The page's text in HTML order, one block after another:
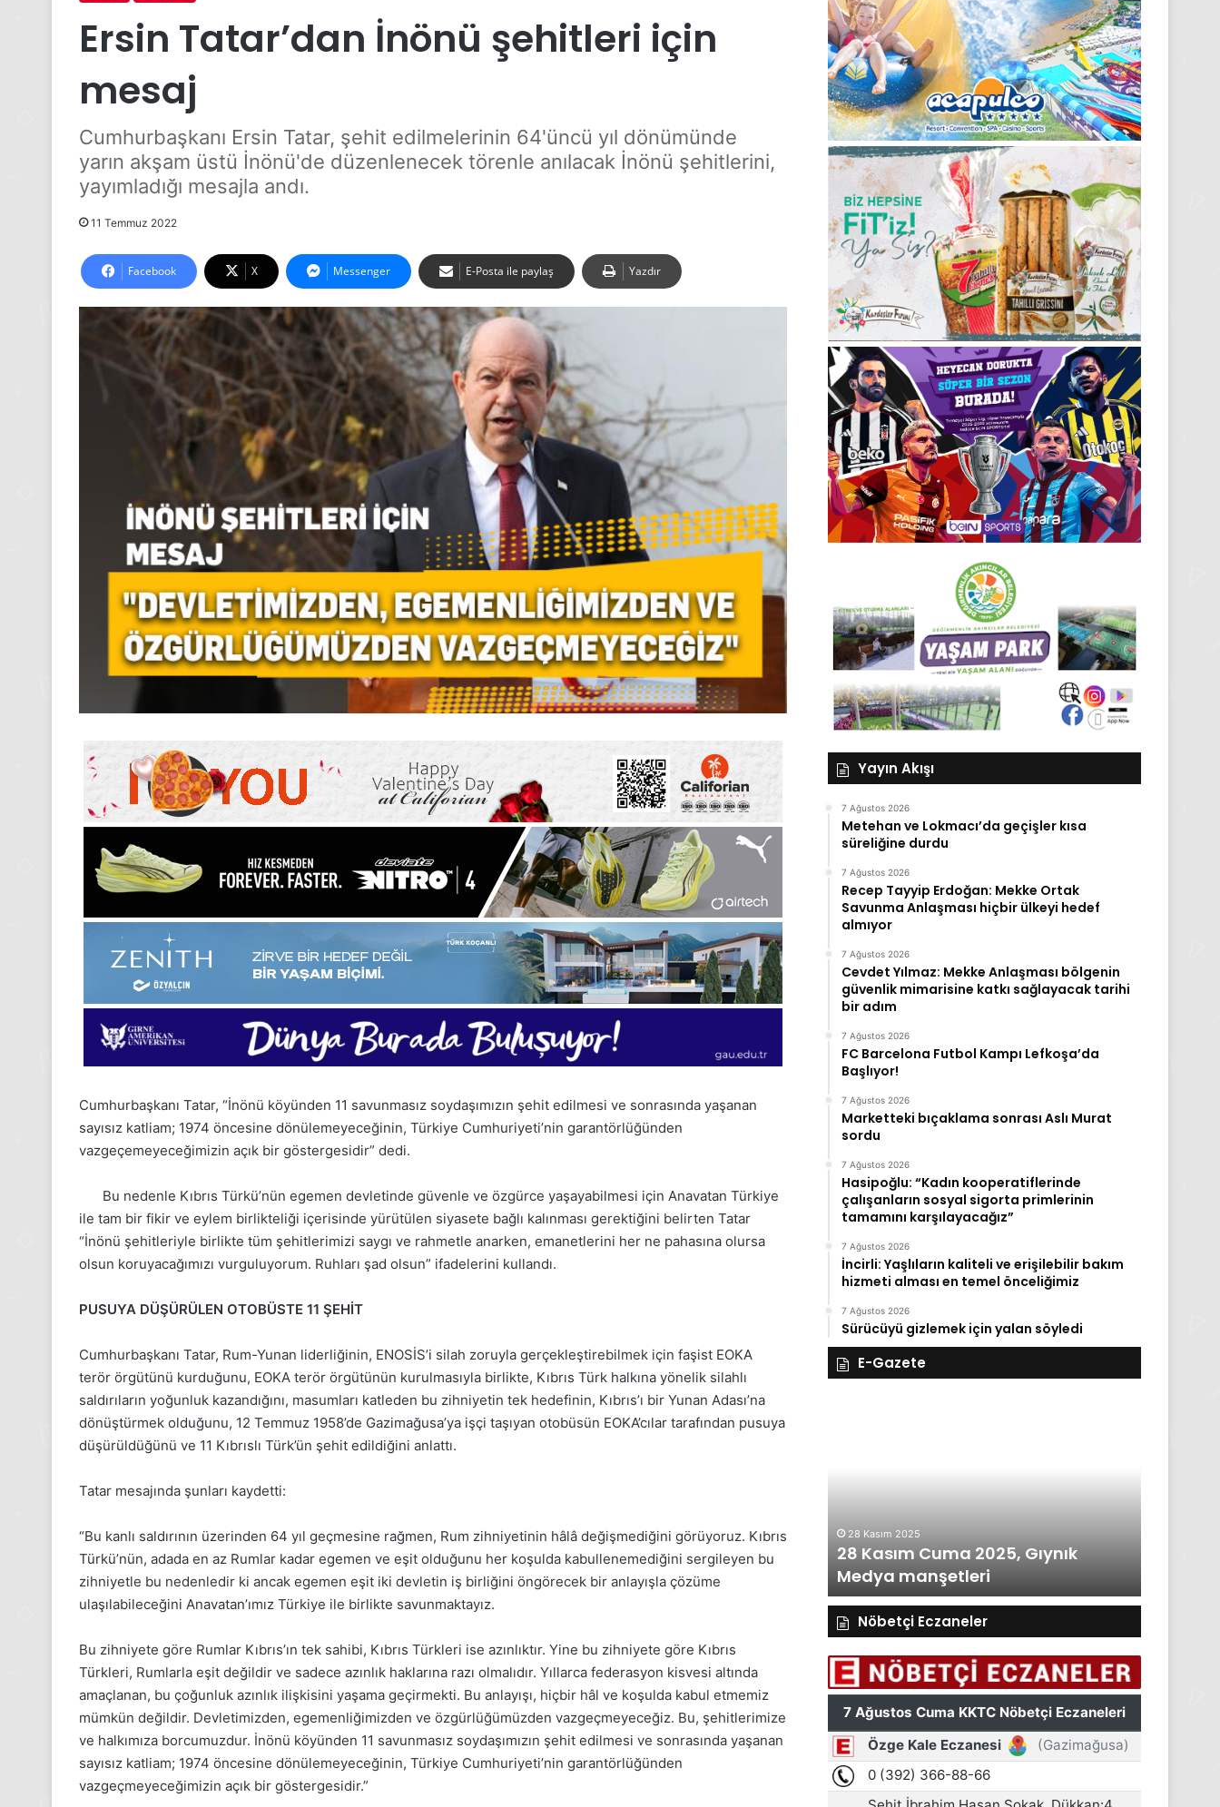
Ersin Tatar’dan İnönü şehitleri için
mesaj
Cumhurbaşkanı Ersin Tatar, şehit edilmelerinin 64'üncü yıl dönümünde
yarın akşam üstü İnönü'de düzenlenecek törenle anılacak İnönü şehitlerini,
yayımladığı mesajla andı.
11 Temmuz 2022
Facebook X Messenger E-Posta ile paylaş Yazdır
Cumhurbaşkanı Tatar, “İnönü köyünden 11 savunmasız soydaşımızın şehit edilmesi ve sonrasında yaşanan
sayısız katliam; 1974 öncesine dönülemeyeceğinin, Türkiye Cumhuriyeti’nin garantörlüğünden
vazgeçemeyeceğimizin açık bir göstergesidir” dedi.
Bu nedenle Kıbrıs Türkü’nün egemen devletinde güvenle ve özgürce yaşayabilmesi için Anavatan Türkiye
ile tam bir fikir ve eylem birlikteliği içerisinde yürütülen siyasete bağlı kalınması gerektiğini belirten Tatar
“İnönü şehitleriyle birlikte tüm şehitlerimizi saygı ve rahmetle anarken, emanetlerini her ne pahasına olursa
olsun koruyacağımızı vurguluyorum. Ruhları şad olsun” ifadelerini kullandı.
PUSUYA DÜŞÜRÜLEN OTOBÜSTE 11 ŞEHİT
Cumhurbaşkanı Tatar, Rum-Yunan liderliğinin, ENOSİS’i silah zoruyla gerçekleştirebilmek için faşist EOKA
terör örgütünü kurduğunu, EOKA terör örgütünün kurulmasıyla birlikte, Kıbrıs Türk halkına yönelik silahlı
saldırıların yoğunluk kazandığını, masumları katleden bu zihniyetin tek hedefinin, Kıbrıs’ı bir Yunan Adası’na
dönüştürmek olduğunu, 12 Temmuz 1958’de Gazimağusa’ya işçi taşıyan otobüsün EOKA’cılar tarafından pusuya
düşürüldüğünü ve 11 Kıbrıslı Türk’ün şehit edildiğini anlattı.
Tatar mesajında şunları kaydetti:
“Bu kanlı saldırının üzerinden 64 yıl geçmesine rağmen, Rum zihniyetinin hâlâ değişmediğini görüyoruz. Kıbrıs
Türkü’nün, adada en az Rumlar kadar egemen ve eşit olduğunu her koşulda kabullenemediğini sergileyen bu
zihniyetle bu nedenledir ki ancak egemen eşit iki devletin iş birliğini öngörecek bir anlayışla çözüme
ulaşılabileceğini Anavatan’ımız Türkiye ile birlikte savunmaktayız.
Bu zihniyete göre Rumlar Kıbrıs’ın tek sahibi, Kıbrıs Türkleri ise azınlıktır. Yine bu zihniyete göre Kıbrıs
Türkleri, Rumlarla eşit değildir ve sadece azınlık haklarına razı olmalıdır. Yıllarca federasyon kisvesi altında
amaçlanan, bu çoğunluk azınlık ilişkisini yaşama geçirmekti. Bu anlayışı, hiçbir hâl ve koşulda kabul etmemiz
mümkün değildir. Devletimizden, egemenliğimizden ve özgürlüğümüzden vazgeçmeyeceğiz. Bu, şehitlerimize
ve halkımıza borcumuzdur. İnönü köyünden 11 savunmasız soydaşımızın şehit edilmesi ve sonrasında yaşanan
sayısız katliam; 1974 öncesine dönülemeyeceğinin, Türkiye Cumhuriyeti’nin garantörlüğünden
vazgeçmeyeceğimizin açık bir göstergesidir.”
Yayın Akışı
7 Ağustos 2026
Metehan ve Lokmacı’da geçişler kısa
süreliğine durdu
7 Ağustos 2026
Recep Tayyip Erdoğan: Mekke Ortak
Savunma Anlaşması hiçbir ülkeyi hedef
almıyor
7 Ağustos 2026
Cevdet Yılmaz: Mekke Anlaşması bölgenin
güvenlik mimarisine katkı sağlayacak tarihi
bir adım
7 Ağustos 2026
FC Barcelona Futbol Kampı Lefkoşa’da
Başlıyor!
7 Ağustos 2026
Marketteki bıçaklama sonrası Aslı Murat
sordu
7 Ağustos 2026
Hasipoğlu: “Kadın kooperatiflerinde
çalışanların sosyal sigorta primlerinin
tamamını karşılayacağız”
7 Ağustos 2026
İncirli: Yaşlıların kaliteli ve erişilebilir bakım
hizmeti alması en temel önceliğimiz
7 Ağustos 2026
Sürücüyü gizlemek için yalan söyledi
E-Gazete
24 Kasım 2025
Kasım Pazartesi 2025, Gıynık
manşetleri
1
Aralık
Pazartesi
1 Aralık 2025
1 Aralık Pazartesi 2025, Gıynık
Medya manşetleri
28
Kasım
28 Kasım 2025
28 Kasım Cuma 2025, Gıynık
Medya manşetleri
27 Kasım Perşembe 2025, Gıynık
Medya manşetleri
Nöbetçi Eczaneler